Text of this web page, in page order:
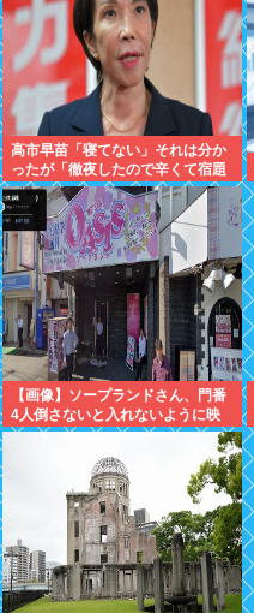
高市早苗「寝てない」それは分か
ったが「徹夜したので辛くて宿題
やってません」って言う奴高市早
苗以外に見たことないのだが
【画像】ソープランドさん、門番
4人倒さないと入れないように映
ってしまう